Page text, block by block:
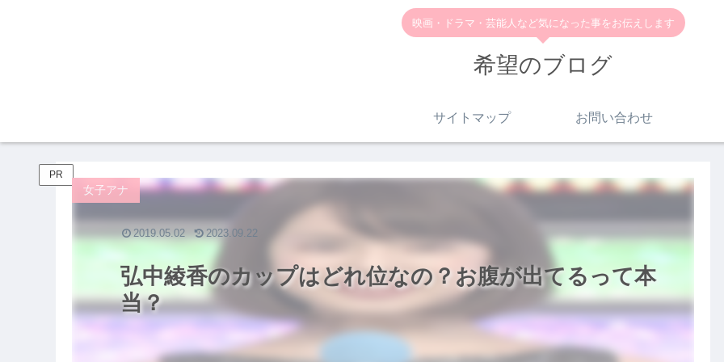
映画・ドラマ・芸能人など気になった事をお伝えします
希望のブログ
サイトマップ お問い合わせ
PR
弘中綾香のカップはどれ位なの？お腹が出てるって本
当？
女子アナ
2019.05.02 2023.09.22